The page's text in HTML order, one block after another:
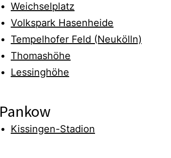
Weichselplatz
Volkspark Hasenheide
Tempelhofer Feld (Neukölln)
Thomashöhe
Lessinghöhe
Pankow
Kissingen-Stadion